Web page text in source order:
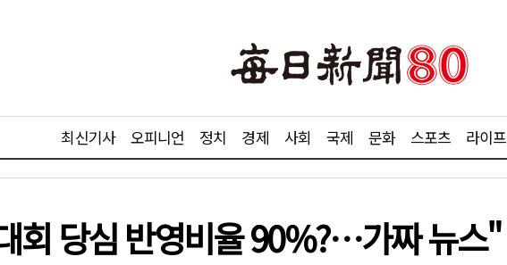
최신기사 오피니언 정치 경제 사회 국제 문화 스포츠 라이프
회 당심 반영비율 90%?…가짜 뉴스"